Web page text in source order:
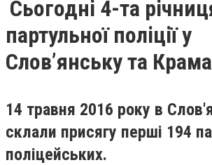
Сьогодні 4-та
партульної поліції у
Слов’янську та
14 травня 2016 року в
склали присягу перші 194
поліцейських.